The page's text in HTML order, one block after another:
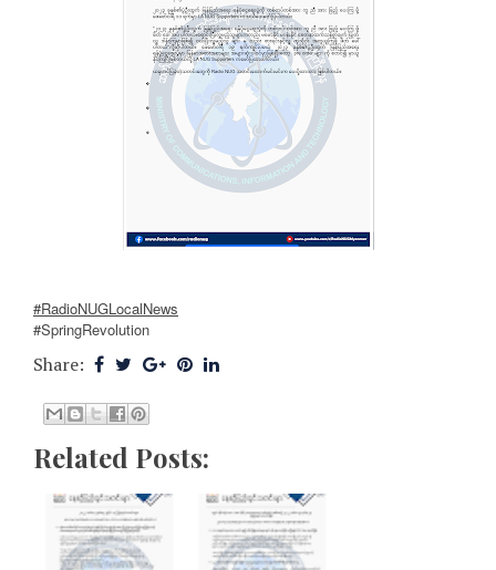
#RadioNUGLocalNews
#SpringRevolution
Share:
Related Posts: